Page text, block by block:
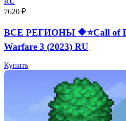
7620 ₽
ВСЕ РЕГИОНЫ 🔶⭐Call of
Warfare 3 (2023) RU
Купить